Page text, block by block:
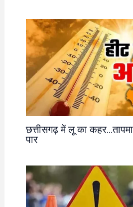
छत्तीसगढ़ में लू का
पार